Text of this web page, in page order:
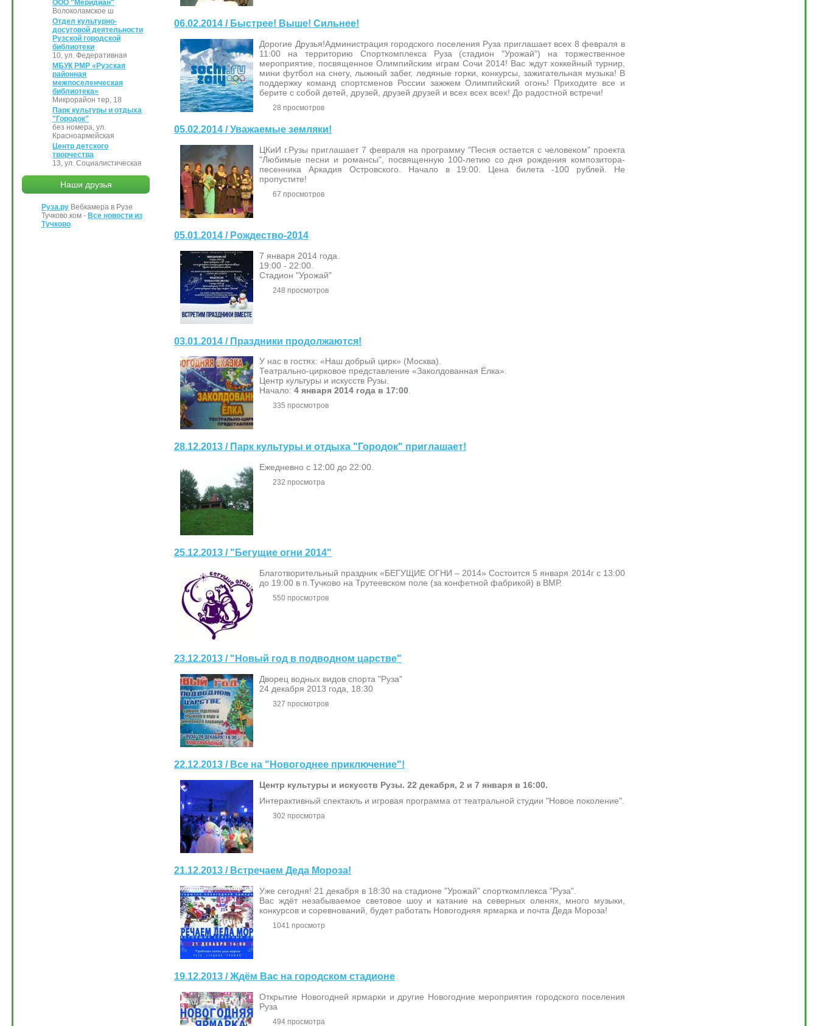
06.02.2014 / Быстрее! Выше! Сильнее!
Дорогие Друзья!Администрация городского поселения Руза приглашает всех 8 февраля в
11:00 на территорию Спорткомплекса Руза (стадион "Урожай") на торжественное
мероприятие, посвященное Олимпийским играм Сочи 2014! Вас ждут хоккейный турнир,
мини футбол на снегу, лыжный забег, ледяные горки, конкурсы, зажигательная музыка! В
поддержку команд спортсменов России зажжем Олимпийский огонь! Приходите все и
берите с собой детей, друзей, друзей друзей и всех всех всех! До радостной встречи!
28 просмотров
05.02.2014 / Уважаемые земляки!
ЦКиИ г.Рузы приглашает 7 февраля на программу "Песня остается с человеком" проекта
"Любимые песни и романсы", посвященную 100-летию со дня рождения композитора-
песенника Аркадия Островского. Начало в 19:00. Цена билета -100 рублей. Не
пропустите!
67 просмотров
05.01.2014 / Рождество-2014
7 января 2014 года.
19:00 - 22:00.
Стадион "Урожай"
248 просмотров
03.01.2014 / Праздники продолжаются!
У нас в гостях: «Наш добрый цирк» (Москва).
Театрально-цирковое представление «Заколдованная Ёлка».
Центр культуры и искусств Рузы.
Начало: 4 января 2014 года в 17:00.
335 просмотров
28.12.2013 / Парк культуры и отдыха "Городок" приглашает!
Ежедневно с 12:00 до 22:00.
232 просмотра
25.12.2013 / "Бегущие огни 2014"
Благотворительный праздник «БЕГУЩИЕ ОГНИ – 2014» Состоится 5 января 2014г с 13:00
до 19:00 в п.Тучково на Трутеевском поле (за конфетной фабрикой) в ВМР.
550 просмотров
23.12.2013 / "Новый год в подводном царстве"
Дворец водных видов спорта "Руза"
24 декабря 2013 года, 18:30
327 просмотров
22.12.2013 / Все на "Новогоднее приключение"!
Центр культуры и искусств Рузы. 22 декабря, 2 и 7 января в 16:00.
Интерактивный спектакль и игровая программа от театральной студии "Новое поколение".
302 просмотра
21.12.2013 / Встречаем Деда Мороза!
Уже сегодня! 21 декабря в 18:30 на стадионе "Урожай" спорткомплекса "Руза".
Вас ждёт незабываемое световое шоу и катание на северных оленях, много музыки,
конкурсов и соревнований, будет работать Новогодняя ярмарка и почта Деда Мороза!
1041 просмотр
19.12.2013 / Ждём Вас на городском стадионе
Открытие Новогодней ярмарки и другие Новогодние мероприятия городского поселения
Руза
494 просмотра
ООО "Меридиан"
Волоколамское ш
Отдел культурно-
досуговой деятельности
Рузской городской
библиотеки
10, ул. Федеративная
МБУК РМР «Рузская
районная
межпоселенческая
библиотека»
Микрорайон тер, 18
Парк культуры и отдыха
"Городок"
без номера, ул.
Красноармейская
Центр детского
творчества
13, ул. Социалистическая
Наши друзья
Руза.ру Вебкамера в Рузе
Тучково.ком - Все новости из
Тучково.